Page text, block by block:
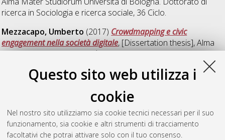
Questo sito web utilizza i
cookie
Nel nostro sito utilizziamo sia cookie tecnici necessari per il suo
funzionamento, sia cookie e altri strumenti di tracciamento
facoltativi che potrai attivare solo con il tuo consenso.
ricerca in Sociologia e ricerca sociale, 36 Ciclo.
Mezzacapo, Umberto (2017) Crowdmapping e civic
engagement nella società digitale, [Dissertation thesis], Alma
Mater Studiorum Università di Bologna. Dottorato di ricerca in
, 29 Ciclo. DOI 10.6092/unibo/amsdottorato/8223.
Spillare, Stefano(2013) L’esperienza turistica tra pratica di
consumo e fattore di sviluppo locale sostenibile
thesis], Alma Mater Studiorum Università di Bologna.
Dottorato di ricerca inSociologia, 25 Ciclo. DOI
10.6092/unibo/amsdottorato/5512.